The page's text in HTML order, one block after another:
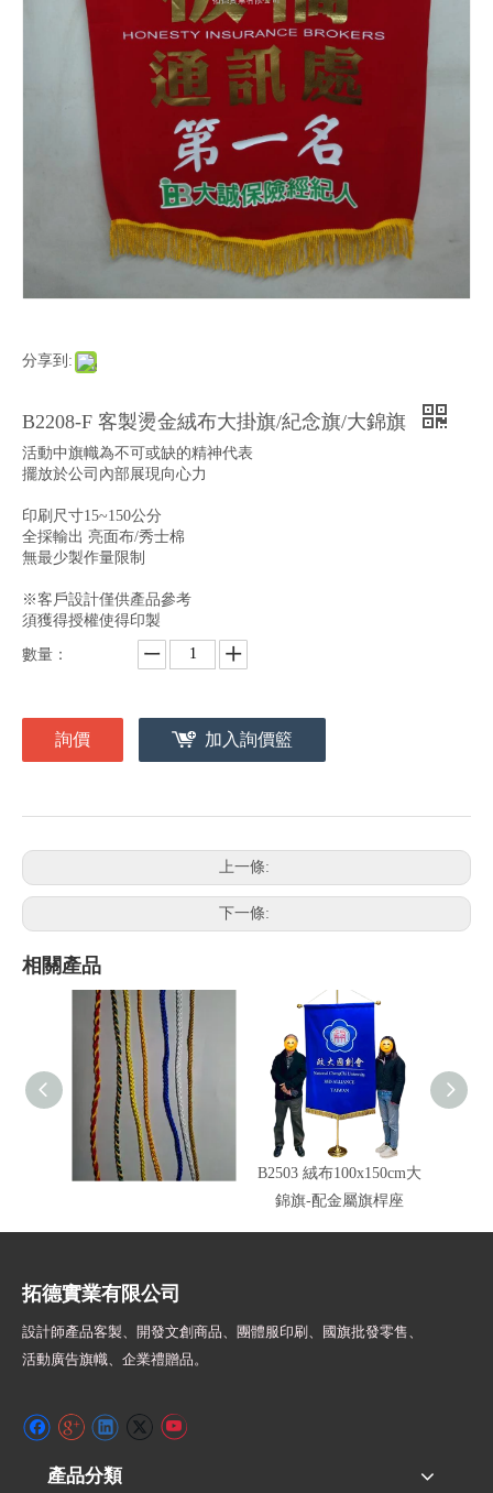
分享到:
B2208-F 客製燙金絨布大掛旗/紀念旗/大錦旗
活動中旗幟為不可或缺的精神代表
擺放於公司內部展現向心力
印刷尺寸15~150公分
全採輸出 亮面布/秀士棉
無最少製作量限制
※客戶設計僅供產品參考
須獲得授權使得印製
數量：
詢價 加入詢價籃
上一條:
下一條:
相關產品
車繩錦旗邊繩顏色
B2503 絨布100x150cm大
錦旗-配金屬旗桿座
拓德實業有限公司
設計師產品客製、開發文創商品、團體服印刷、
國旗批發零售、
活動廣告旗幟、 企業禮贈品。
產品分類